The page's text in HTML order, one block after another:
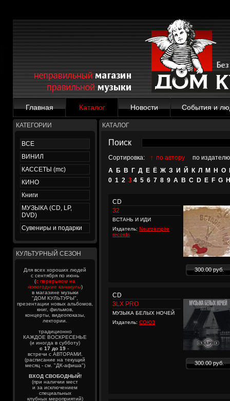
Главная Каталог Новости События и
КАТЕГОРИИ
ВСЕ
ВИНИЛ
КАССЕТЫ (mc)
КИНО
Книги
МУЗЫКА (CD, LP,
DVD)
Сувениры и подарки
КУЛЬТУРНЫЙ СЕЗОН
Для всех хороших людей
с сентября по июнь
(с перерывом на
новогодние каникулы)
в магазине музыки
"ДОМ КУЛЬТУРЫ",
презентации новых альбомов,
книг, фильмов,
концерты, видеопоказы,
лектории.
традиционно
КАЖДОЕ ВОСКРЕСЕНЬЕ
(и иногда в субботу)
с 17 до 19 -
встречи с АВТОРАМИ.
(расписание на текущий
месяц - см. "ДК-афиша")
ВХОД СВОБОДНЫЙ!
(при наличии мест
и за исключением
специальных
клубных мероприятий)
КАТАЛОГ
Поиск
Сортировка: ↑ по автору
по издателю
А Б В Г Д Е Ё Ж З И Й К Л М Н О
0 1 2 3 4 5 6 7 8 9 A B C D E F G H
CD
32
ВСТАНЬ И ИДИ
Издатель: Neuroempire
records
300.00 руб.
CD
3LX PRO
МУЗЫКА БЕЛЫХ НОЧЕЙ
Издатель: СОЮЗ
300.00 руб.